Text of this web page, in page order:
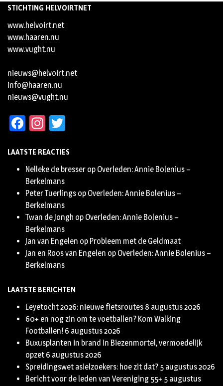
STICHTING HELVOIRTNET
www.helvoirt.net
www.haaren.nu
www.vught.nu
nieuws@helvoirt.net
info@haaren.nu
nieuws@vught.nu
Facebook
Instagram
LAATSTE REACTIES
Nelleke de bresser op Overleden: Annie Bolenius –
Berkelmans
Peter Tuerlings op Overleden: Annie Bolenius –
Berkelmans
Twan de Jongh op Overleden: Annie Bolenius –
Berkelmans
Jan van Engelen op Probleem met de Geldmaat
Jan en Roos van Engelen op Overleden: Annie Bolenius –
Berkelmans
LAATSTE BERICHTEN
Leyetocht 2026: nieuwe fietsroutes 8 augustus 2026
60+ en nog zin om te voetballen? Kom Walking
Footballen! 6 augustus 2026
Buxusplanten in brand in Biezenmortel, vermoedelijk
opzet 6 augustus 2026
Spreidingswet asielzoekers: hoe zit dat? 5 augustus 2026
Bericht voor de leden van Vereniging 55+ 5 augustus